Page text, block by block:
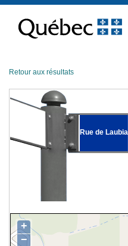
contenu
Retour aux résultats
Rue de Laubia
+
−